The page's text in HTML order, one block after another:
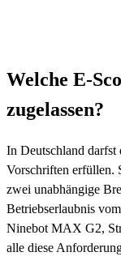
Welche E-
zugelassen?
In Deutschland darfst
Vorschriften erfüllen.
zwei unabhängige
Betriebserlaubnis
Ninebot MAX G2,
alle diese